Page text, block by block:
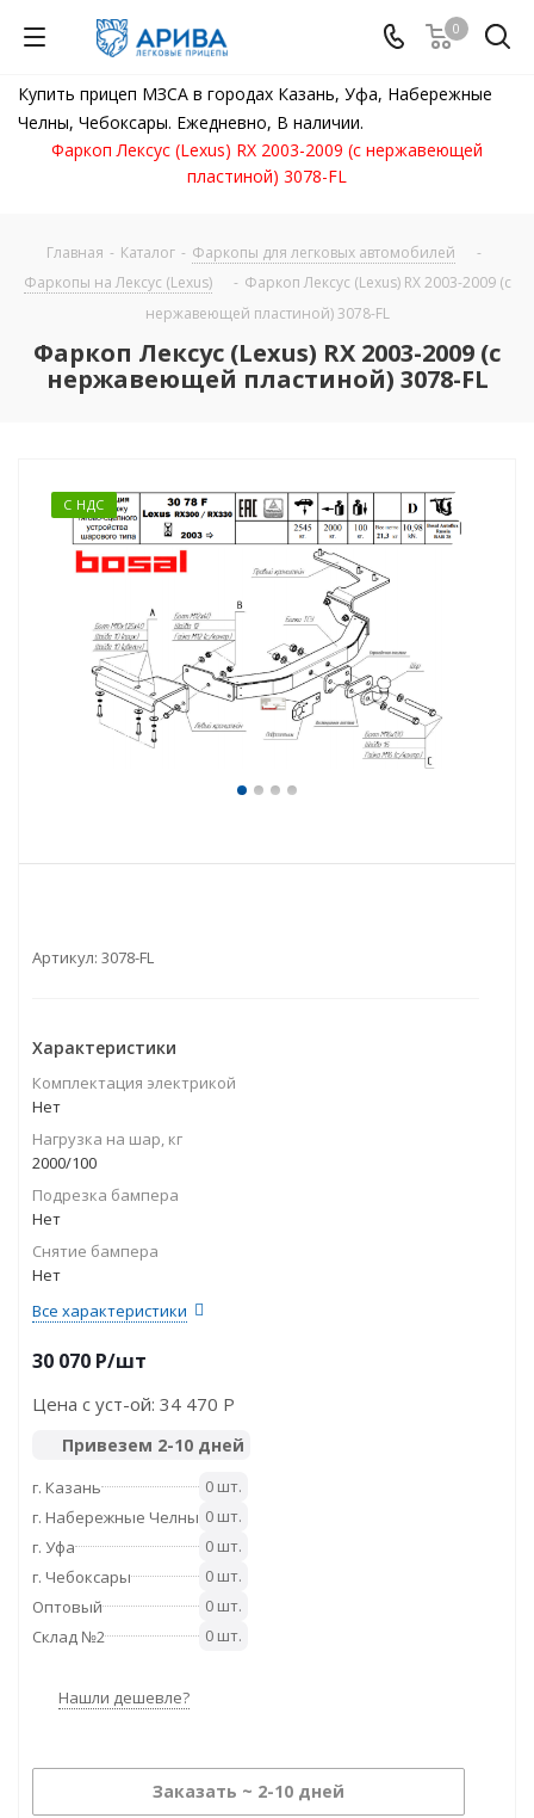
0
Купить прицеп МЗСА в городах Казань, Уфа, Набережные
Челны, Чебоксары. Ежедневно, В наличии.
Фаркоп Лексус (Lexus) RX 2003-2009 (с нержавеющей
пластиной) 3078-FL
Главная - Каталог - Фаркопы для легковых автомобилей
-
Фаркопы на Лексус (Lexus)
- Фаркоп Лексус (Lexus) RX 2003-2009 (с
нержавеющей пластиной) 3078-FL
Фаркоп Лексус (Lexus) RX 2003-2009 (с
нержавеющей пластиной) 3078-FL
С НДС
Артикул: 3078-FL
Характеристики
Комплектация электрикой
Нет
Нагрузка на шар, кг
2000/100
Подрезка бампера
Нет
Снятие бампера
Нет
Все характеристики
30 070 P/шт
Цена с уст-ой: 34 470 P
Привезем 2-10 дней
г. Казань
0 шт.
г. Набережные Челны 0 шт.
г. Уфа
0 шт.
г. Чебоксары
0 шт.
Оптовый
0 шт.
Склад №2
0 шт.
Нашли дешевле?
Заказать ~ 2-10 дней